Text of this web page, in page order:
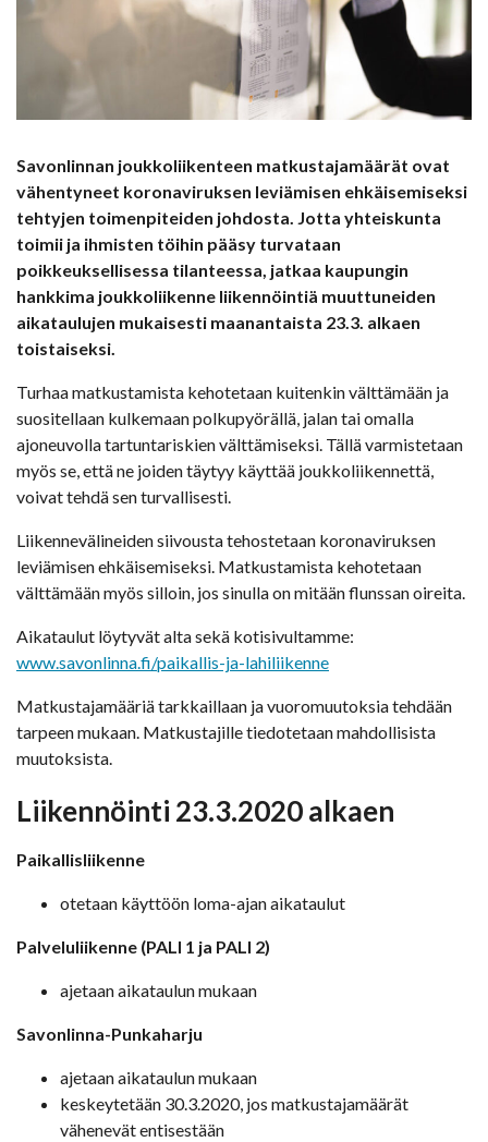
Savonlinnan joukkoliikenteen matkustajamäärät ovat
vähentyneet koronaviruksen leviämisen ehkäisemiseksi
tehtyjen toimenpiteiden johdosta. Jotta yhteiskunta
toimii ja ihmisten töihin pääsy turvataan
poikkeuksellisessa tilanteessa, jatkaa kaupungin
hankkima joukkoliikenne liikennöintiä muuttuneiden
aikataulujen mukaisesti maanantaista 23.3. alkaen
toistaiseksi.
Turhaa matkustamista kehotetaan kuitenkin välttämään ja
suositellaan kulkemaan polkupyörällä, jalan tai omalla
ajoneuvolla tartuntariskien välttämiseksi. Tällä varmistetaan
myös se, että ne joiden täytyy käyttää joukkoliikennettä,
voivat tehdä sen turvallisesti.
Liikennevälineiden siivousta tehostetaan koronaviruksen
leviämisen ehkäisemiseksi. Matkustamista kehotetaan
välttämään myös silloin, jos sinulla on mitään flunssan oireita.
Aikataulut löytyvät alta sekä kotisivultamme:
www.savonlinna.fi/paikallis-ja-lahiliikenne
Matkustajamääriä tarkkaillaan ja vuoromuutoksia tehdään
tarpeen mukaan. Matkustajille tiedotetaan mahdollisista
muutoksista.
Liikennöinti 23.3.2020 alkaen
Paikallisliikenne
otetaan käyttöön loma-ajan aikataulut
Palveluliikenne (PALI 1 ja PALI 2)
ajetaan aikataulun mukaan
Savonlinna-Punkaharju
ajetaan aikataulun mukaan
keskeytetään 30.3.2020, jos matkustajamäärät
vähenevät entisestään